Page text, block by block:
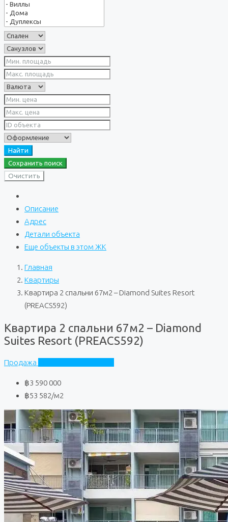
Найти
Сохранить поиск
Очистить
Описание
Адрес
Детали объекта
Еще объекты в этом ЖК
Главная
Квартиры
Квартира 2 спальни 67м2 – Diamond Suites Resort
(PREACS592)
Квартира 2 спальни 67м2 – Diamond
Suites Resort (PREACS592)
Продажа
฿3 590 000
฿53 582/м2